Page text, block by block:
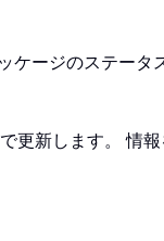
ケージのステータ
更新します。 情